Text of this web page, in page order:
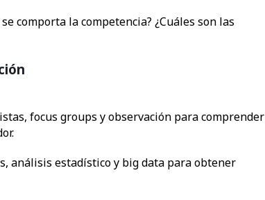
comporta la competencia? ¿Cuáles son las
focus groups y observación para comprender
análisis estadístico y big data para obtener